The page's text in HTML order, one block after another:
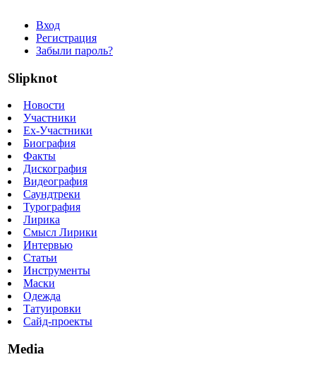
Вход
Регистрация
Забыли пароль?
Slipknot
Новости
Участники
Ex-Участники
Биография
Факты
Дискография
Видеография
Саундтреки
Турография
Лирика
Смысл Лирики
Интервью
Статьи
Инструменты
Маски
Одежда
Татуировки
Сайд-проекты
Media